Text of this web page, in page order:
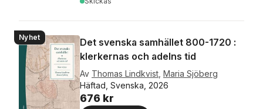
Nyhet
Det svenska samhället 800-1720 :
klerkernas och adelns tid
Av Thomas Lindkvist Maria Sjöberg
Häftad, Svenska, 2026
676 kr